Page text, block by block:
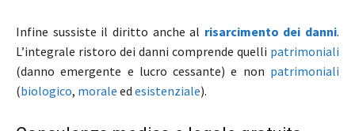
Infine sussiste il diritto anche al risarcimento dei danni.
L’integrale ristoro dei danni comprende quelli patrimoniali
(danno emergente e lucro cessante) e non patrimoniali
(biologico, morale ed esistenziale).